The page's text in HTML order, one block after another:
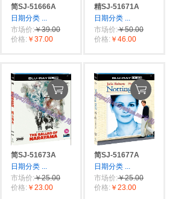
简SJ-51666A
日期分类 ...
市场价:￥39.00
价格: ￥37.00
精SJ-51671A
日期分类 ...
市场价:￥50.00
价格: ￥46.00
简SJ-51673A
日期分类 ...
市场价:￥25.00
价格: ￥23.00
简SJ-51677A
日期分类 ...
市场价:￥25.00
价格: ￥23.00